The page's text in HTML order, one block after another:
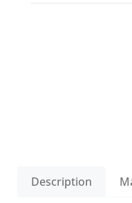
Description